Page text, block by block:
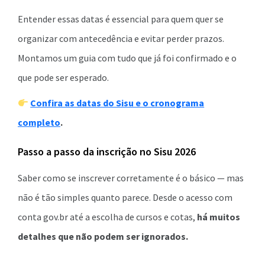
Entender essas datas é essencial para quem quer se
organizar com antecedência e evitar perder prazos.
Montamos um guia com tudo que já foi confirmado e o
que pode ser esperado.
Confira as datas do Sisu e o cronograma
completo.
Passo a passo da inscrição no Sisu 2026
Saber como se inscrever corretamente é o básico — mas
não é tão simples quanto parece. Desde o acesso com
conta gov.br até a escolha de cursos e cotas, há muitos
detalhes que não podem ser ignorados.